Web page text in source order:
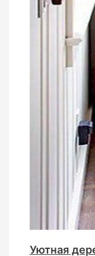
Уютная